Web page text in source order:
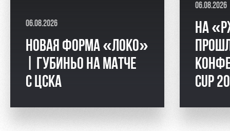
06.08.2026
НОВАЯ ФОРМА «ЛОКО»
| ГУБИНЬО НА МАТЧЕ
С ЦСКА
06.08.2026
НА
CUP